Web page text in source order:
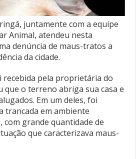
juntamente com a equipe
Animal, atendeu nesta
denúncia de maus-tratos a
da cidade.
recebida pela proprietária do
que o terreno abriga sua casa e
Em um deles, foi
trancada em ambiente
com grande quantidade de
que caracterizava maus-